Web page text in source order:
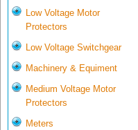
Low Voltage Motor
Protectors
Low Voltage Switchgear
Machinery & Equiment
Medium Voltage Motor
Protectors
Meters